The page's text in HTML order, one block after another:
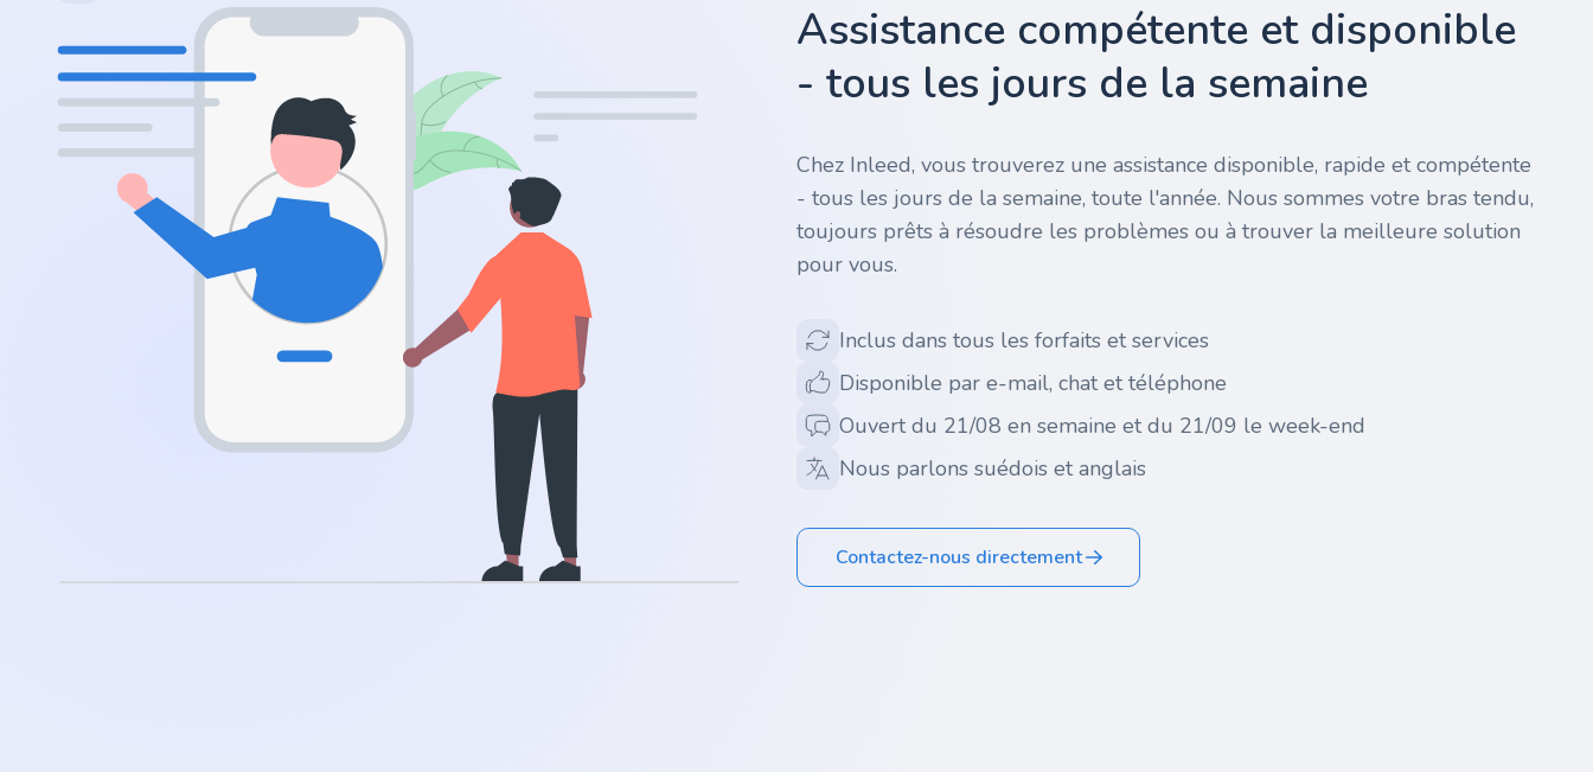
.network
.app
.zone
Assistance compétente et disponible
- tous les jours de la semaine
Chez Inleed, vous trouverez une assistance disponible, rapide et compétente
- tous les jours de la semaine, toute l'année. Nous sommes votre bras tendu,
toujours prêts à résoudre les problèmes ou à trouver la meilleure solution
pour vous.
Inclus dans tous les forfaits et services
Disponible par e-mail, chat et téléphone
Ouvert du 21/08 en semaine et du 21/09 le week-end
Nous parlons suédois et anglais
Contactez-nous directement